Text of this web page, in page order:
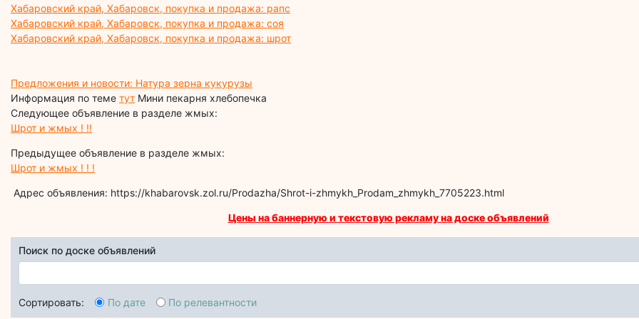
Хабаровский край, Хабаровск, покупка и продажа: рапс
Хабаровский край, Хабаровск, покупка и продажа: соя
Хабаровский край, Хабаровск, покупка и продажа: шрот
Предложения и новости: Натура зерна кукурузы
Информация по теме тут Мини пекарня хлебопечка
Следующее объявление в разделе жмых:
Шрот и жмых ! !!
Предыдущее объявление в разделе жмых:
Шрот и жмых ! ! !
Адрес объявления: https://khabarovsk.zol.ru/Prodazha/Shrot-i-zhmykh_Prodam_zhmykh_7705223.html
Цены на баннерную и текстовую рекламу на доске объявлений
Поиск по доске объявлений
Сортировать: По дате По релевантности